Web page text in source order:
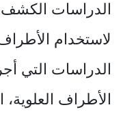
الدراسات الكشف
لاستخدام